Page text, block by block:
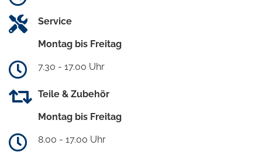
Service
Montag bis Freitag
7.30 - 17.00 Uhr
Teile & Zubehör
Montag bis Freitag
8.00 - 17.00 Uhr